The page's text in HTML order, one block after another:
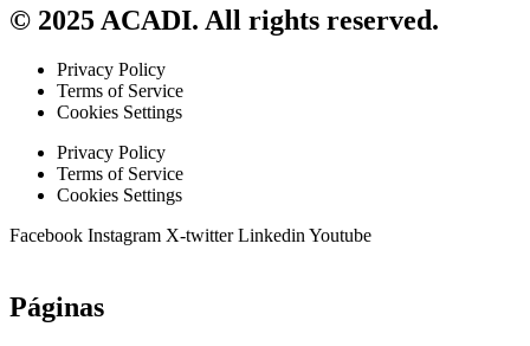
© 2025 ACADI. All rights reserved.
Privacy Policy
Terms of Service
Cookies Settings
Privacy Policy
Terms of Service
Cookies Settings
Facebook Instagram X-twitter LinkedinYoutube
Páginas